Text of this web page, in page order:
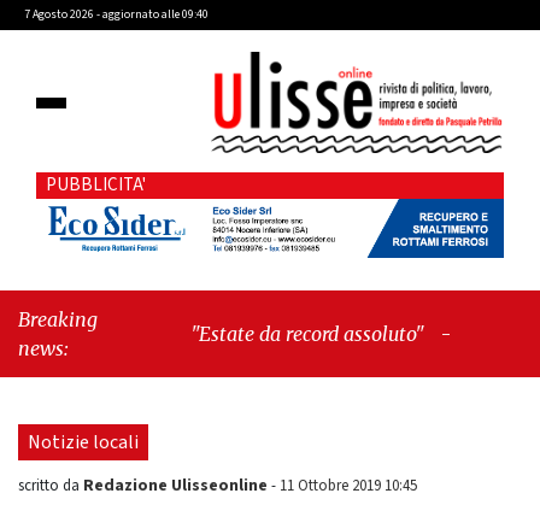
7 Agosto 2026 - aggiornato alle 09:40
PUBBLICITA'
Breaking
news:
"Estate da record assoluto" -"Francesco
Notizie locali
scritto da Redazione Ulisseonline - 11 Ottobre 2019 10:45